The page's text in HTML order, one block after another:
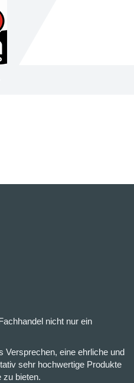
nicht nur ein
Versprechen, eine ehrliche und
sehr hochwertige Produkte
zu bieten.